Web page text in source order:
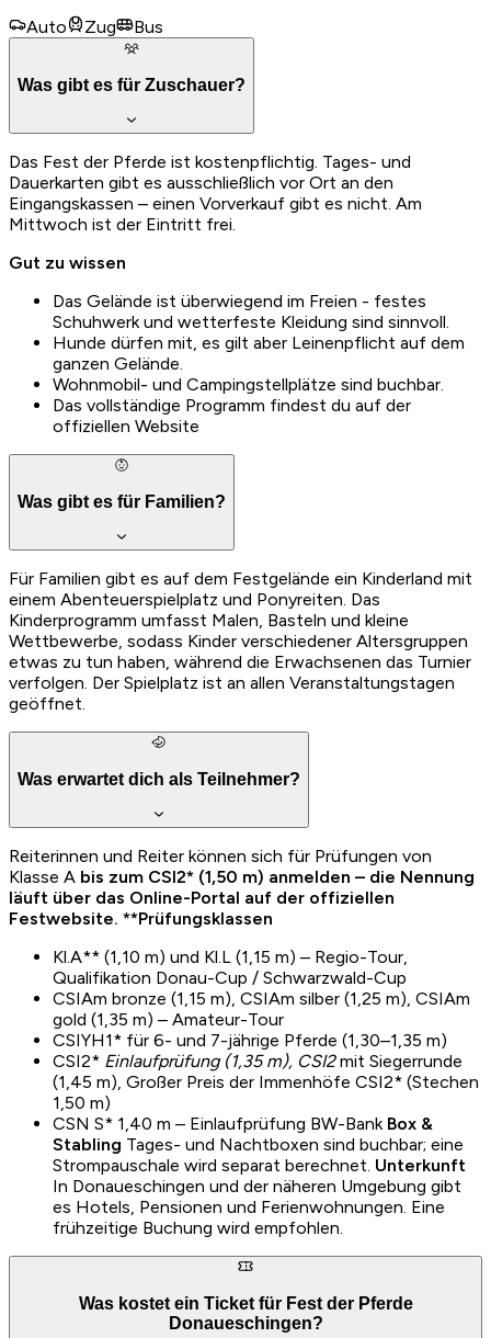
Auto
Zug Bus
Was gibt es für Zuschauer?
Das Fest der Pferde ist kostenpflichtig. Tages- und
Dauerkarten gibt es ausschließlich vor Ort an den
Eingangskassen – einen Vorverkauf gibt es nicht. Am
Mittwoch ist der Eintritt frei.
Gut zu wissen
Das Gelände ist überwiegend im Freien - festes
Schuhwerk und wetterfeste Kleidung sind sinnvoll.
Hunde dürfen mit, es gilt aber Leinenpflicht auf dem
ganzen Gelände.
Wohnmobil- und Campingstellplätze sind buchbar.
Das vollständige Programm findest du auf der
offiziellen Website
Was gibt es für Familien?
Für Familien gibt es auf dem Festgelände ein Kinderland mit
einem Abenteuerspielplatz und Ponyreiten. Das
Kinderprogramm umfasst Malen, Basteln und kleine
Wettbewerbe, sodass Kinder verschiedener Altersgruppen
etwas zu tun haben, während die Erwachsenen das Turnier
verfolgen. Der Spielplatz ist an allen Veranstaltungstagen
geöffnet.
Was erwartet dich als Teilnehmer?
Reiterinnen und Reiter können sich für Prüfungen von
Klasse A bis zum CSI2* (1,50 m) anmelden – die Nennung
läuft über das Online-Portal auf der offiziellen
Festwebsite. **Prüfungsklassen
Kl.A** (1,10 m) und Kl.L (1,15 m) – Regio-Tour,
Qualifikation Donau-Cup / Schwarzwald-Cup
CSIAm bronze (1,15 m), CSIAm silber (1,25 m), CSIAm
gold (1,35 m) – Amateur-Tour
CSIYH1* für 6- und 7-jährige Pferde (1,30–1,35 m)
CSI2* Einlaufprüfung (1,35 m), CSI2mit Siegerrunde
(1,45 m), Großer Preis der Immenhöfe CSI2* (Stechen
1,50 m)
CSN S* 1,40 m – Einlaufprüfung BW-Bank Box &
Stabling Tages- und Nachtboxen sind buchbar; eine
Strompauschale wird separat berechnet. Unterkunft
In Donaueschingen und der näheren Umgebung gibt
es Hotels, Pensionen und Ferienwohnungen. Eine
frühzeitige Buchung wird empfohlen.
Was kostet ein Ticket für Fest der Pferde
Donaueschingen?